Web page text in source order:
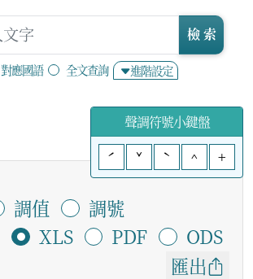
對應國語 全文查詢 進階設定
檢 索
聲調符號小鍵盤
ˊ
ˇ ˋ ^ +
調值
調號
XLS
PDF
ODS
匯出